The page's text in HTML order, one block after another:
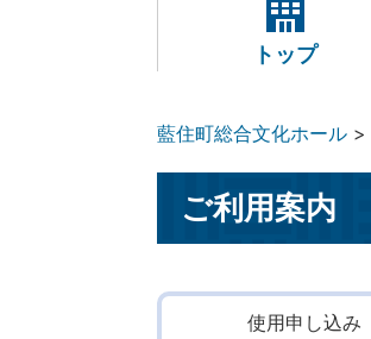
トップ
藍住町総合文化ホール
ご利用案内
使用申し込み